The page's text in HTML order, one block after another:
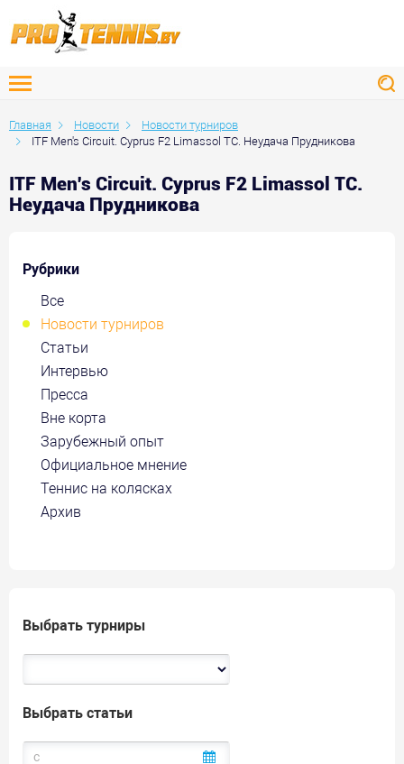
Главная Новости
Новости турниров
ITF Men's Circuit. Cyprus F2 Limassol TC. Неудача Прудникова
ITF Men's Circuit. Cyprus F2 Limassol TC.
Неудача Прудникова
Рубрики
Все
Новости турниров
Статьи
Интервью
Пресса
Вне корта
Зарубежный опыт
Официальное мнение
Теннис на колясках
Архив
Выбрать турниры
Выбрать статьи